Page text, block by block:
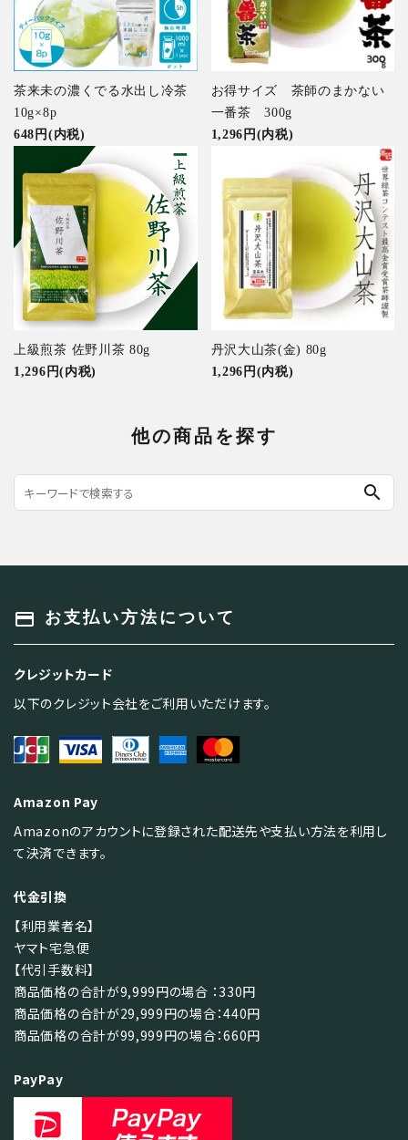
茶来未の濃くでる水出し冷茶
10g×8p
648円(内税)
お得サイズ 茶師のまかない
一番茶 300g
1,296円(内税)
上級煎茶 佐野川茶 80g
1,296円(内税)
丹沢大山茶(金) 80g
1,296円(内税)
他の商品を探す
search
payment お支払い方法について
クレジットカード
以下のクレジット会社をご利用いただけます。
Amazon Pay
Amazonのアカウントに登録された配送先や支払い方法を利用し
て決済できます。
代金引換
【利用業者名】
ヤマト宅急便
【代引手数料】
商品価格の合計が9,999円の場合 ：330円
商品価格の合計が29,999円の場合：440円
商品価格の合計が99,999円の場合：660円
PayPay